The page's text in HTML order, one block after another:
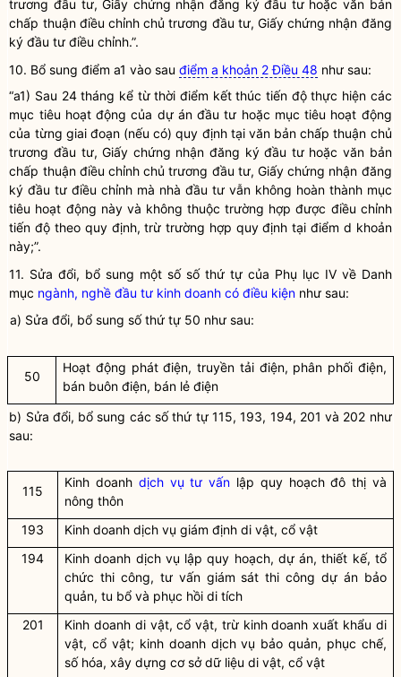
trương đầu tư,Giấy chứng nhận đăng ký đầu tưhoặc văn bản
chấp thuận điều chỉnh chủ trương đầu tư,Giấy chứng nhận đăng
ký đầu tư điều chỉnh.”.
10. Bổ sung điểm a1 vào sauđiểm a khoản 2 Điều 48 như sau:
“a1) Sau 24 tháng kể từ thời điểm kết thúc tiến độ thực hiện các
mục tiêu hoạt động của dự án đầu tư hoặc mục tiêu hoạt động
của từng giai đoạn (nếu có) quy định tại văn bảnchấp thuận chủ
trương đầu tư,Giấy chứng nhận đăng ký đầu tưhoặc văn bản
chấp thuận điều chỉnh chủ trương đầu tư,Giấy chứng nhận đăng
ký đầu tư điều chỉnh mà nhà đầu tưvẫn không hoàn thành mục
tiêu hoạt động này và không thuộc trường hợp được điều chỉnh
tiến độ theo quy định, trừ trường hợp quy định tại điểm d khoản
này;”.
11. Sửa đổi, bổ sung một số số thứ tự của Phụ lục IV về Danh
mục ngành, nghề đầu tư kinh doanh có điều kiện như sau:
a) Sửa đổi, bổ sung số thứ tự 50 như sau:
50
Hoạt động phát điện, truyền tải điện, phân phối điện,
bán buôn điện, bán lẻ điện
b) Sửa đổi, bổ sung các số thứ tự 115, 193, 194, 201 và 202 như
sau:
115
Kinh doanh dịch vụ tư vấn lập quyhoạch đô thị và
nông thôn
193
Kinh doanh dịch vụ giám định di vật, cổ vật
194
Kinh doanh dịch vụ lập quy hoạch, dự án, thiết kế, tổ
chức thi công, tư vấn giám sát thi công dự án bảo
quản, tu bổ và phục hồi di tích
201
Kinh doanh di vật, cổ vật, trừ kinh doanh xuất khẩu di
vật, cổ vật; kinh doanh dịch vụ bảo quản, phục chế,
số hóa, xây dựng cơ sở dữ liệu di vật, cổ vật